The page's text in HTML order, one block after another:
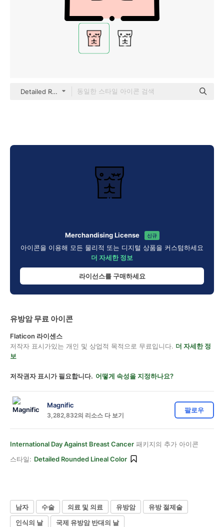
Detailed Rounded Lineal color
Merchandising License 신규
아이콘을 이용해 모든 물리적 또는 디지털 상품을 커스텀하세요
더 자세한 정보
라이선스를 구매하세요
유방암 무료 아이콘
Flaticon 라이센스
저작자 표시가있는 개인 및 상업적 목적으로 무료입니다. 더 자세한 정
보
저작권자 표시가 필요합니다. 어떻게 속성을 지정하나요?
Magnific
3,282,832의 리소스 다 보기
팔로우
International Day Against Breast Cancer 패키지의 추가 아이콘
스타일: Detailed Rounded Lineal Color
남자 수술 의료 및 의료 유방암
유방 절제술
인식의 날
국제 유방암 반대의 날